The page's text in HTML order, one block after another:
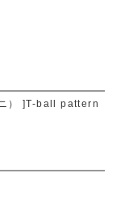
） ]T-ball pattern